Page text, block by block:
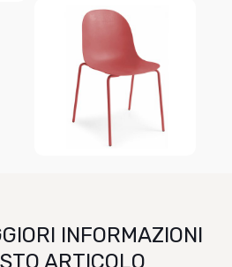
INFORMAZIONI
ARTICOLO